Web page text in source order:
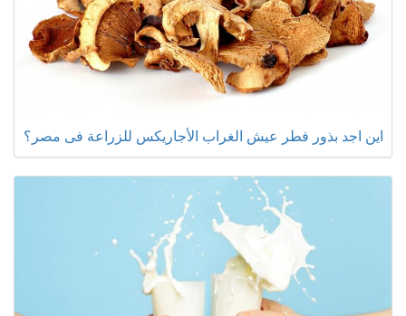
اين اجد بذور فطر عيش الغراب الأجاريكس للزراعة فى مصر؟